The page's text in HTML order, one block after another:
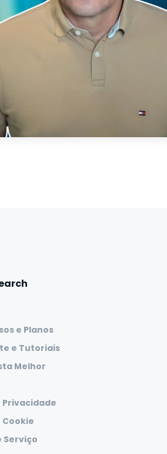
e Planos
e Tutoriais
Melhor
Privacidade
Serviço